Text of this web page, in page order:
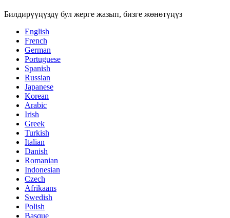
Билдирүүңүздү бул жерге жазып, бизге жөнөтүңүз
English
French
German
Portuguese
Spanish
Russian
Japanese
Korean
Arabic
Irish
Greek
Turkish
Italian
Danish
Romanian
Indonesian
Czech
Afrikaans
Swedish
Polish
Basque